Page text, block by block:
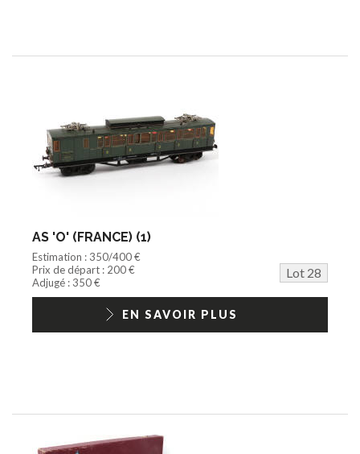
AS 'O' (FRANCE) (1)
Estimation : 350/400 €
Prix de départ : 200 €
Lot 28
Adjugé : 350 €
EN SAVOIR PLUS